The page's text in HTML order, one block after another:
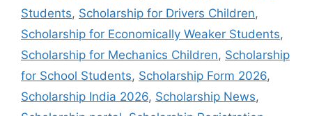
Students, Scholarship for Drivers Children,
Scholarship for Economically Weaker Students,
Scholarship for Mechanics Children, Scholarship
for School Students, Scholarship Form 2026,
Scholarship India 2026, Scholarship News,